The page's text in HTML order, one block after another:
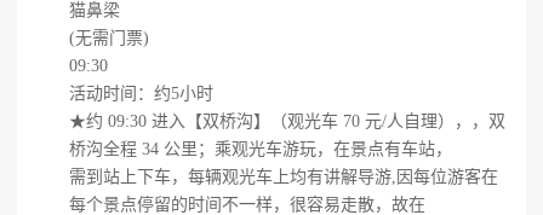
猫鼻梁
(无需门票)
09:30
活动时间：约5小时
★约 09:30 进入【双桥沟】（观光车 70 元/人自理），，双
桥沟全程 34 公里；乘观光车游玩，在景点有车站，
需到站上下车，每辆观光车上均有讲解导游,因每位游客在
每个景点停留的时间不一样，很容易走散，故在